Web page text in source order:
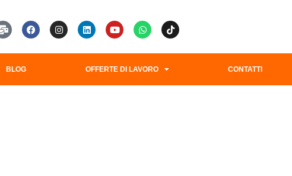
BLOG OFFERTE DI LAVORO CONTATTI